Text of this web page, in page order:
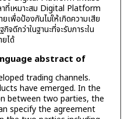
าที่เหมาะสม Digital Platform
เพื่อป้องกันไม่ให้เกิดความเสีย
จดีกว่าในฐานะที่จะรับภาระใน
ได้
abstract of
trading channels.
have emerged. In the
between two parties, the
specify the agreement